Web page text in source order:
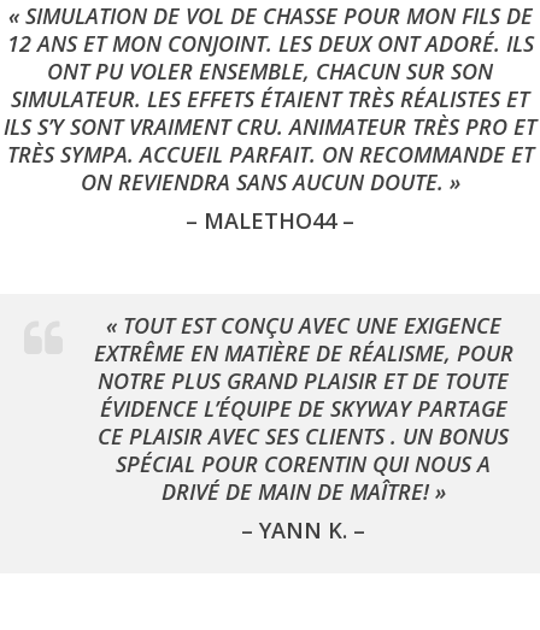
« SIMULATION DE VOL DE CHASSE POUR MON FILS DE
12 ANS ET MON CONJOINT. LES DEUX ONT ADORÉ. ILS
ONT PU VOLER ENSEMBLE, CHACUN SUR SON
SIMULATEUR. LES EFFETS ÉTAIENT TRÈS RÉALISTES ET
ILS S’Y SONT VRAIMENT CRU. ANIMATEUR TRÈS PRO ET
TRÈS SYMPA. ACCUEIL PARFAIT. ON RECOMMANDE ET
ON REVIENDRA SANS AUCUN DOUTE. »
– MALETHO44 –
« TOUT EST CONÇU AVEC UNE EXIGENCE
EXTRÊME EN MATIÈRE DE RÉALISME, POUR
NOTRE PLUS GRAND PLAISIR ET DE TOUTE
ÉVIDENCE L’ÉQUIPE DE SKYWAY PARTAGE
CE PLAISIR AVEC SES CLIENTS . UN BONUS
SPÉCIAL POUR CORENTIN QUI NOUS A
DRIVÉ DE MAIN DE MAÎTRE! »
– YANN K. –